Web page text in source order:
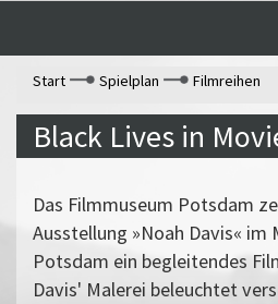
Start
Spielplan Filmreihen
Black Lives in
Das Filmmuseum Potsdam
Ausstellung »Noah Davis« im
Potsdam ein begleitendes
Davis' Malerei beleuchtet